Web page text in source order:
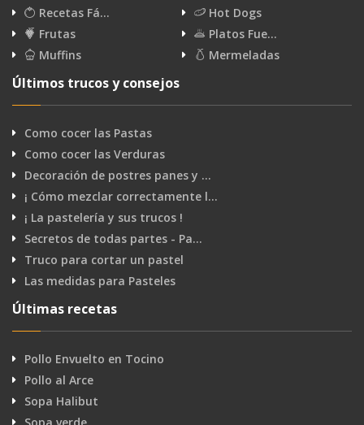
Recetas Fá…
Hot Dogs
Frutas
Platos Fue…
Muffins
Mermeladas
Últimos trucos y consejos
Como cocer las Pastas
Como cocer las Verduras
Decoración de postres panes y …
¡ Cómo mezclar correctamente l…
¡ La pastelería y sus trucos !
Secretos de todas partes - Pa…
Truco para cortar un pastel
Las medidas para Pasteles
Últimas recetas
Pollo Envuelto en Tocino
Pollo al Arce
Sopa Halibut
Sopa verde